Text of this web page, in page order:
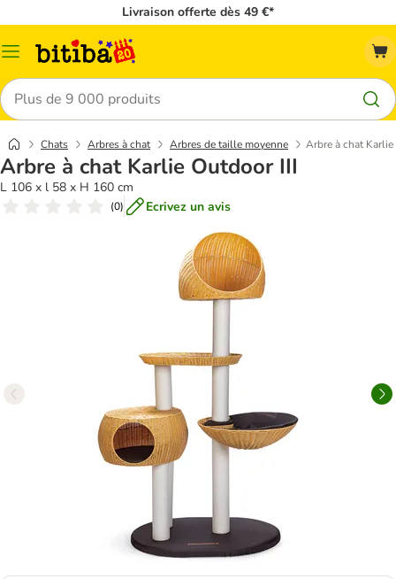
Livraison offerte dès 49 €*
Menu
Rechercher
Chats Arbres à chat Arbres de taille moyenne Arbre à chat
Arbre à chat Karlie Outdoor III
L 106 x l 58 x H 160 cm
(0) Ecrivez un avis